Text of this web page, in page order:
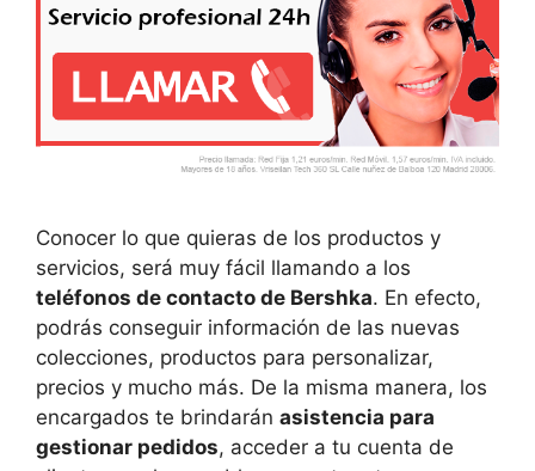
Conocer lo que quieras de los productos y
servicios, será muy fácil llamando a los
teléfonos de contacto de Bershka. En efecto,
podrás conseguir información de las nuevas
colecciones, productos para personalizar,
precios y mucho más. De la misma manera, los
encargados te brindarán asistencia para
gestionar pedidos, acceder a tu cuenta de